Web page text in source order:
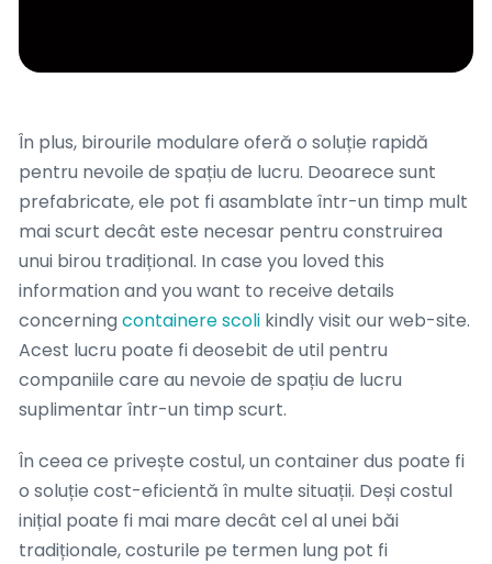
În plus, birourile modulare oferă o soluție rapidă
pentru nevoile de spațiu de lucru. Deoarece sunt
prefabricate, ele pot fi asamblate într-un timp mult
mai scurt decât este necesar pentru construirea
unui birou tradițional. In case you loved this
information and you want to receive details
concerning containere scoli kindly visit our web-site.
Acest lucru poate fi deosebit de util pentru
companiile care au nevoie de spațiu de lucru
suplimentar într-un timp scurt.
În ceea ce privește costul, un container dus poate fi
o soluție cost-eficientă în multe situații. Deși costul
inițial poate fi mai mare decât cel al unei băi
tradiționale, costurile pe termen lung pot fi